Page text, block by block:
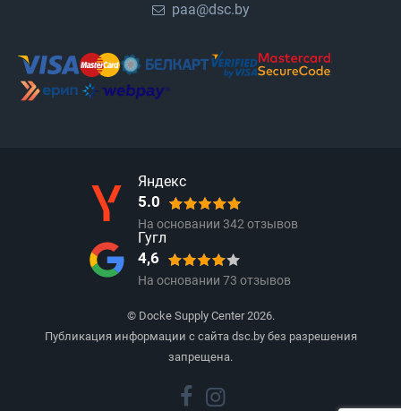
paa@dsc.by
Яндекс
5.0
На основании 342отзывов
Гугл
4,6
На основании 73 отзывов
© Docke Supply Center 2026.
Публикация информации с сайта dsc.by без разрешения
запрещена.